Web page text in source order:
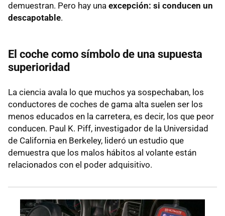
demuestran. Pero hay una excepción: si conducen un
descapotable.
El coche como símbolo de una supuesta
superioridad
La ciencia avala lo que muchos ya sospechaban, los
conductores de coches de gama alta suelen ser los
menos educados en la carretera, es decir, los que peor
conducen. Paul K. Piff, investigador de la Universidad
de California en Berkeley, lideró un estudio que
demuestra que los malos hábitos al volante están
relacionados con el poder adquisitivo.